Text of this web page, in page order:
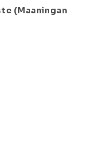
(Maaningan